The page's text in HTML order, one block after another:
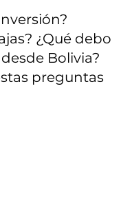
¿Qué debo
Bolivia?
preguntas